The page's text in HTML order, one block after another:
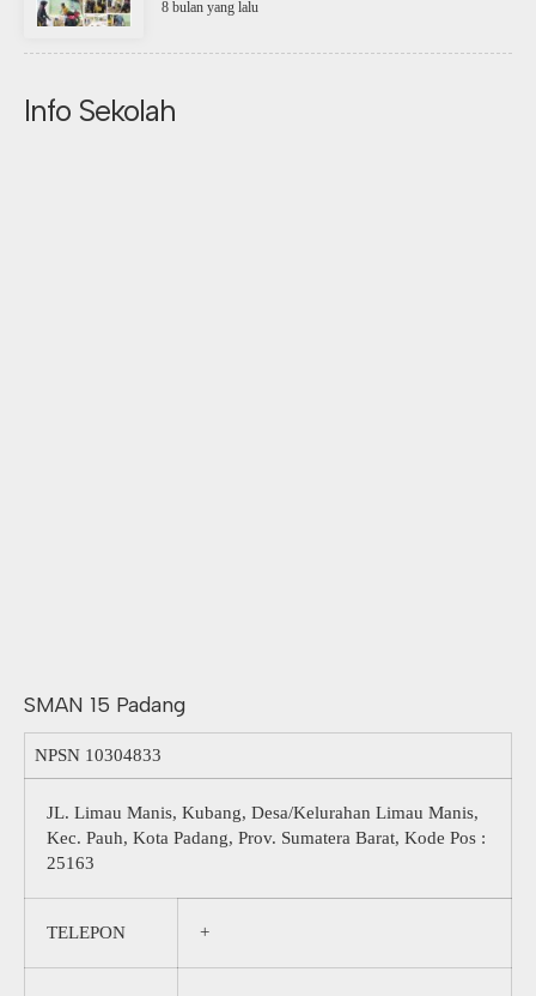
8 bulan yang lalu
Info Sekolah
SMAN 15 Padang
NPSN 10304833
JL. Limau Manis, Kubang, Desa/Kelurahan Limau Manis,
Kec. Pauh, Kota Padang, Prov. Sumatera Barat, Kode Pos :
25163
TELEPON +